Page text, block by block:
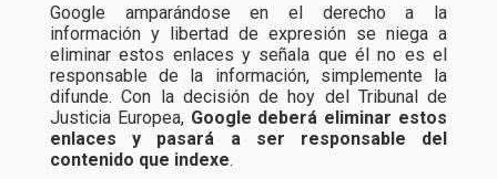
Google amparándose en el derecho a la
información y libertad de expresión se niega a
eliminar estos enlaces y señala que él no es el
responsable de la información, simplemente la
difunde. Con la decisión de hoy del Tribunal de
Justicia Europea, Google deberá eliminar estos
enlaces y pasará a ser responsable del
contenido que indexe.